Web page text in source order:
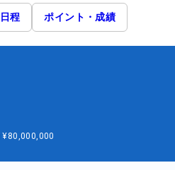
程 ポイント・成績
¥80,000,000